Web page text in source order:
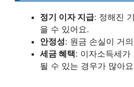
정기 이자 지급: 정해진
을 수 있어요.
안정성: 원금 손실이 거
세금 혜택: 이자소득세가
될 수 있는 경우가 많아